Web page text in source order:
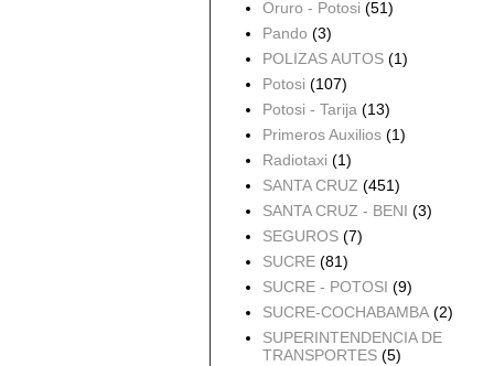
Oruro - Potosi (51)
Pando (3)
POLIZAS AUTOS (1)
Potosi (107)
Potosi - Tarija (13)
Primeros Auxilios (1)
Radiotaxi (1)
SANTA CRUZ (451)
SANTA CRUZ - BENI (3)
SEGUROS (7)
SUCRE (81)
SUCRE - POTOSI (9)
SUCRE-COCHABAMBA (2)
SUPERINTENDENCIA DE
TRANSPORTES (5)